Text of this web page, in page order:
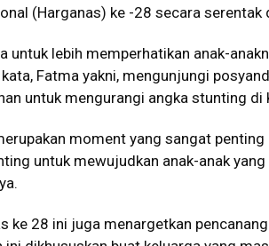
(Harganas) ke -28 secara serentak
untuk lebih memperhatikan anak-
Fatma yakni, mengunjungi
untuk mengurangi angka stunting di
moment yang sangat
untuk mewujudkan anak-anak
ke 28 ini juga menargetkan